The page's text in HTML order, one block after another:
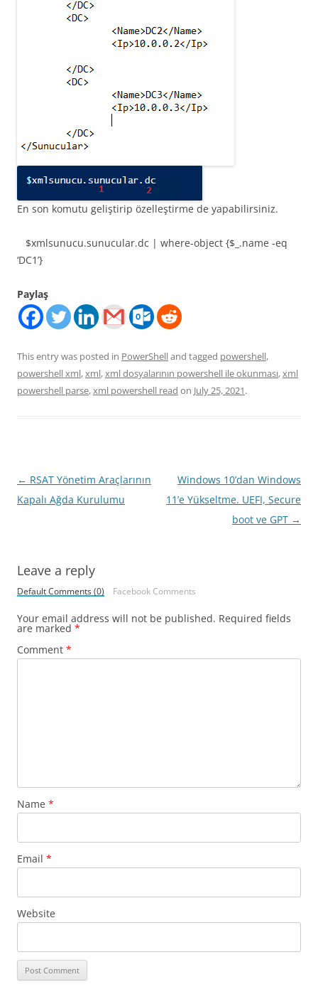
En son komutu geliştirip özelleştirme de yapabilirsiniz.
$xmlsunucu.sunucular.dc | where-object {$_.name -eq
‘DC1’}
Paylaş
This entry was posted in PowerShelland tagged powershell,
powershell xml,xml,xml dosyalarının powershell ile okunması,xml
powershell parse,xml powershell read on July 25, 2021.
Post
navigation
← RSAT Yönetim Araçlarının
Kapalı Ağda Kurulumu
Windows 10’dan Windows
11’e Yükseltme. UEFI, Secure
boot ve GPT →
Leave a reply
Default Comments (0) Facebook Comments
Your email address will not be published. Required fields
are marked *
Comment *
Name *
Email *
Website